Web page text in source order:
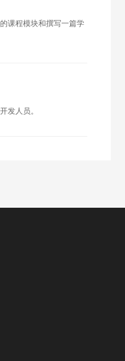
课程模块和撰写一篇学
发人员。